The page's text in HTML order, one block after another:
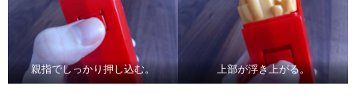
親指でしっかり押し込む。 上部が浮き上がる。